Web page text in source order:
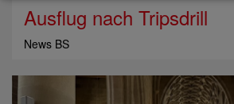
Ausflug nach Tripsdrill
News BS